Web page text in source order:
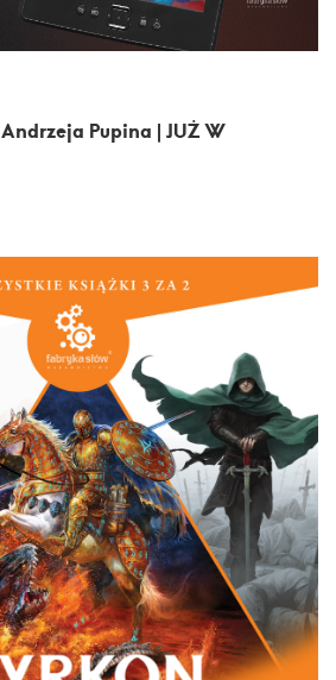
Pupina | JUŻ W